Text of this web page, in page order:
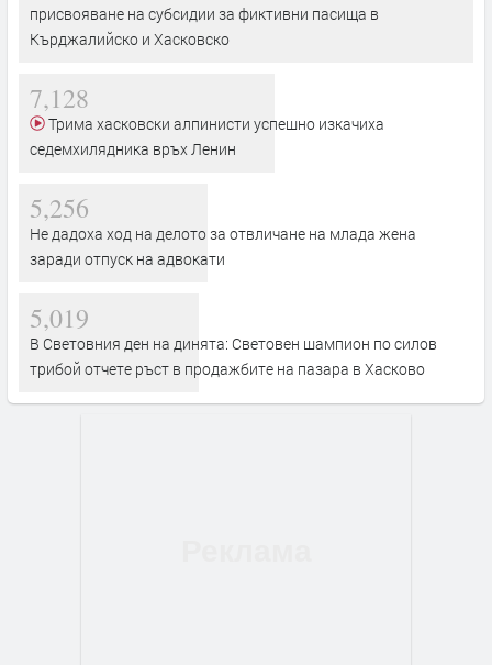
присвояване на субсидии за фиктивни пасища в
Кърджалийско и Хасковско
7,128
седемхилядника връх Ленин
5,256
Не дадоха ход на делото за отвличане на млада жена
заради отпуск на адвокати
5,019
В Световния ден на динята: Световен шампион по силов
трибой отчете ръст в продажбите на пазара в Хасково